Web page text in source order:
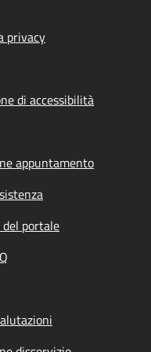
privacy
di accessibilità
appuntamento
portale